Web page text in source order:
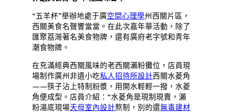
“五羊杯”舉辦地處于廣空間心理學州西關片區，
西關美食名聲響當當。在此次嘉年華活動，除了
匯聚荔灣著名美食物牌，還有廣府老字號和青年
潮食物牌。
在充滿經典西關風味的老西關瀨粉攤位，店員現
場制作廣州非遺小吃私人招待所設計西關水菱角
——筷子沾上特制粉漿，用開水輕輕一撥，水菱
角便成型。店員介紹：“水菱角是現制現賣，瀨
粉湯底現場天母室內設計熬制，別的還無毒建材